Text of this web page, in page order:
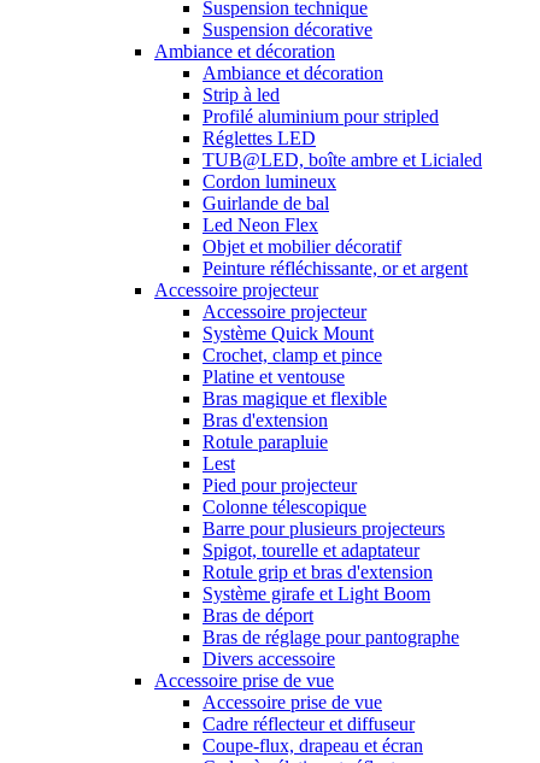
Suspension technique
Suspension décorative
Ambiance et décoration
Ambiance et décoration
Strip à led
Profilé aluminium pour stripled
Réglettes LED
TUB@LED, boîte ambre et Licialed
Cordon lumineux
Guirlande de bal
Led Neon Flex
Objet et mobilier décoratif
Peinture réfléchissante, or et argent
Accessoire projecteur
Accessoire projecteur
Système Quick Mount
Crochet, clamp et pince
Platine et ventouse
Bras magique et flexible
Bras d'extension
Rotule parapluie
Lest
Pied pour projecteur
Colonne télescopique
Barre pour plusieurs projecteurs
Spigot, tourelle et adaptateur
Rotule grip et bras d'extension
Système girafe et Light Boom
Bras de déport
Bras de réglage pour pantographe
Divers accessoire
Accessoire prise de vue
Accessoire prise de vue
Cadre réflecteur et diffuseur
Coupe-flux, drapeau et écran